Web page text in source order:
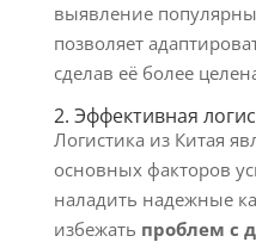
выявление
позволяет
сделав её более
2. Эффективная
Логистика из Китая
основных факторов
наладить надежные
избежать проблем с